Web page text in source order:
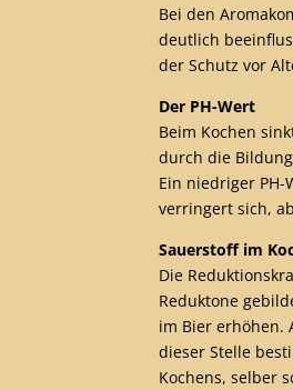
Bei den
deutlich
der Schutz vor
Der PH-Wert
Beim Kochen
durch die
Ein niedriger
verringert sich,
Sauerstoff im
Die
Reduktone
im Bier erhöhen.
dieser Stelle
Kochens, selber